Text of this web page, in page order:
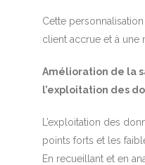
Cette
client accrue et à une
Amélioration de la
l’exploitation des
L’exploitation des
points forts et les
En recueillant et en